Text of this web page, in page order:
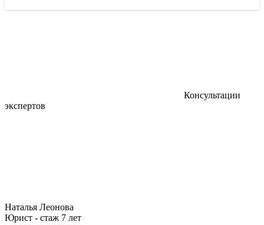
Консультации
экспертов
Наталья Леонова
Юрист - стаж 7 лет